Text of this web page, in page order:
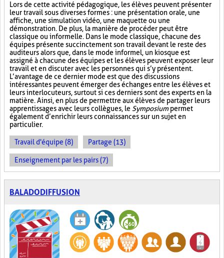
Lors de cette activité pédagogique, les élèves peuvent présenter
leur travail sous diverses formes : une présentation orale, une
affiche, une simulation vidéo, une maquette ou une
démonstration. De plus, la manière de procéder peut être
classique ou informelle. Dans le mode classique, chacune des
équipes présente succinctement son travail devant le reste des
auditeurs alors que, dans le mode informel, un kiosque est
assigné à chacune des équipes et les élèves peuvent exposer leur
travail et en discuter avec les personnes qui s’y présentent.
L’avantage de ce dernier mode est que des discussions
intéressantes peuvent émerger des échanges entre les élèves et
leurs interlocuteurs, surtout si ces derniers sont des experts en la
matière. Ainsi, en plus de permettre aux élèves de partager leurs
apprentissages avec leurs collègues, le Symposiumpermet
également d’enrichir leurs connaissances sur un sujet en
particulier.
Travail d'équipe (8) Partage (13)
Enseignement par les pairs (7)
BALADODIFFUSION